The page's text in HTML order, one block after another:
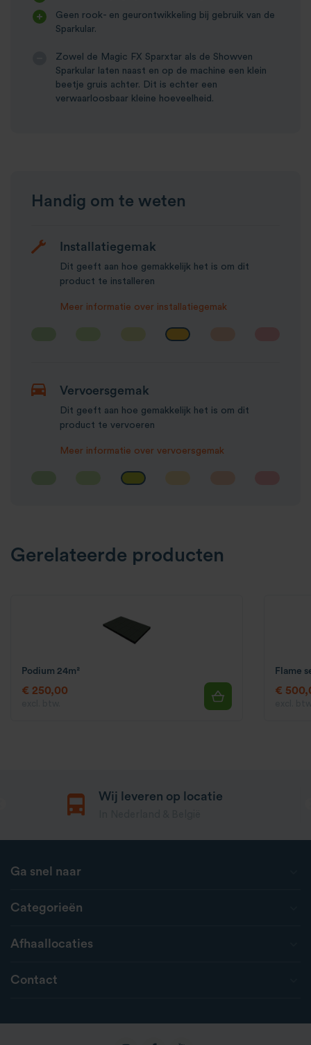
Geen rook- en geurontwikkeling bij gebruik van de
Sparkular.
Zowel de Magic FX Sparxtar als de Showven
Sparkular laten naast en op de machine een klein
beetje gruis achter. Dit is echter een
verwaarloosbaar kleine hoeveelheid.
Handig om te weten
Installatiegemak
Dit geeft aan hoe gemakkelijk het is om dit
product te installeren
Meer informatie over installatiegemak
Vervoersgemak
Dit geeft aan hoe gemakkelijk het is om dit
product te vervoeren
Meer informatie over vervoersgemak
Gerelateerde producten
Podium 24m²
€ 250,00
Flame
€
Wij leveren op locatie
Ga snel naar
Categorieën
Afhaallocaties
Contact